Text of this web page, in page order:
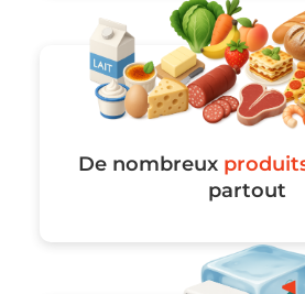
De nombreux
partout